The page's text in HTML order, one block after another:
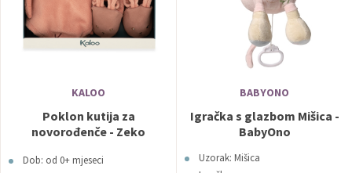
KALOO
Poklon kutija za
novorođenče - Zeko
Dob: od 0+ mjeseci
BABYONO
Igračka s glazbom Mišica -
BabyOno
Uzorak: Mišica